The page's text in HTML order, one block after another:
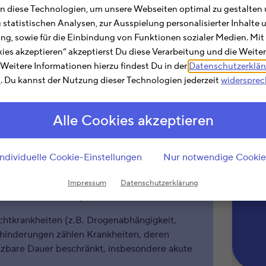
diese Technologien, um unsere Webseiten optimal zu gestalten
statistischen Analysen, zur Ausspielung personalisierter Inhalte
sowie für die Einbindung von Funktionen sozialer Medien.
akzeptieren“ akzeptierst Du diese Verarbeitung und die
Informationen hierzu findest Du in der
. Du kannst der Nutzung dieser Technologien jederzeit
Alle Cookies akzeptieren
Cookie-Einstellungen Nur notwendige
Impressum Datenschutzerklärung
bei der Steuer absetzen?
Aufwendungen für außergewöhnliche
die körperliche Funktion, geistige Fähigkeit
mit hoher Wahrscheinlichkeit länger als
typischen Zustand abweicht und daher
beeinträchtigt ist.
(z.B. Drogenabhängigkeit,
zählen Krankheiten, deren
Dauer beschränkt, insbesondere akute
die